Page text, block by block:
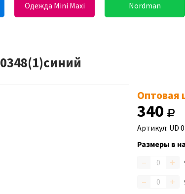
Одежда Mini Maxi Nordman
Оптовая
340
Артикул: UD
Размеры в
– +
– +